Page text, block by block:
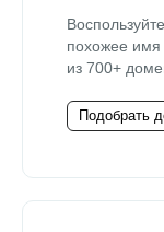
похожее имя
из 700+
Подобрать